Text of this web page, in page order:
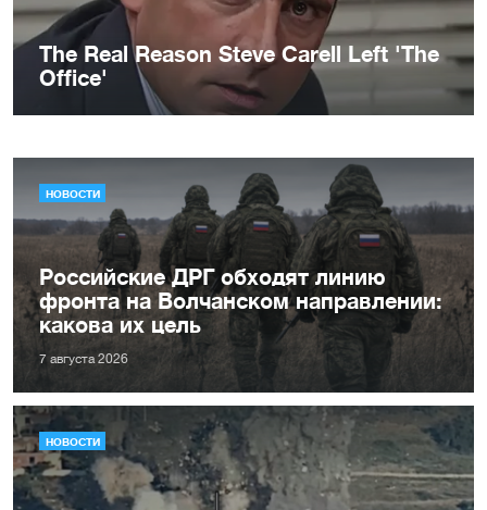
НОВОСТИ
Российские ДРГ обходят линию
фронта на Волчанском направлении:
какова их цель
7 августа 2026
НОВОСТИ